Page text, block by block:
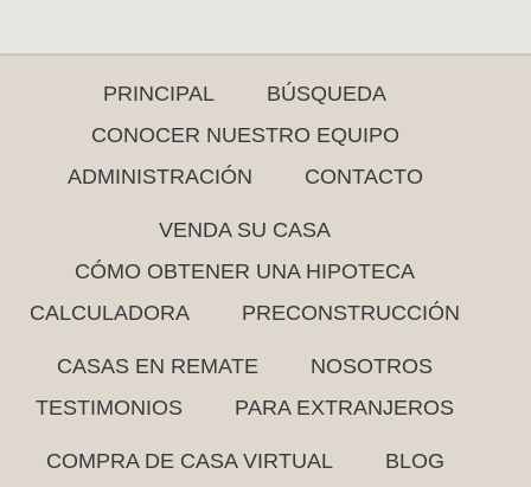
PRINCIPAL
BÚSQUEDA
CONOCER NUESTRO EQUIPO
ADMINISTRACIÓN
CONTACTO
VENDA SU CASA
CÓMO OBTENER UNA HIPOTECA
CALCULADORA
PRECONSTRUCCIÓN
CASAS EN REMATE
NOSOTROS
TESTIMONIOS
PARA EXTRANJEROS
COMPRA DE CASA VIRTUAL BLOG